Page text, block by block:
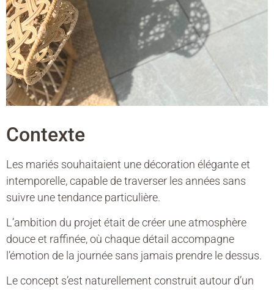
Contexte
Les mariés souhaitaient une décoration élégante et
intemporelle, capable de traverser les années sans
suivre une tendance particulière.
L’ambition du projet était de créer une atmosphère
douce et raffinée, où chaque détail accompagne
l’émotion de la journée sans jamais prendre le dessus.
Le concept s’est naturellement construit autour d’un